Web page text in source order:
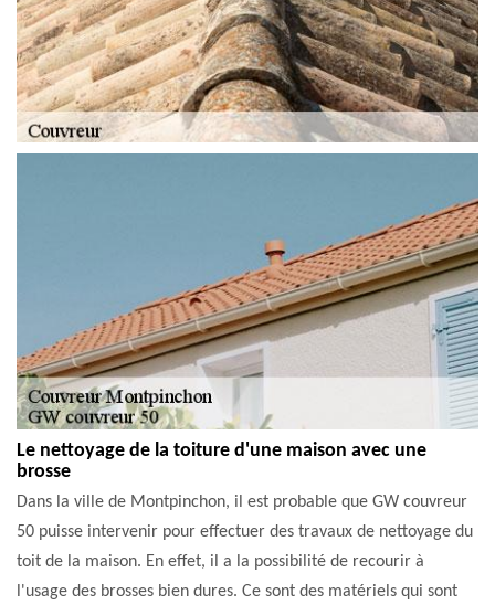
Le nettoyage de la toiture d'une maison avec une
brosse
Dans la ville de Montpinchon, il est probable que GW couvreur
50 puisse intervenir pour effectuer des travaux de nettoyage du
toit de la maison. En effet, il a la possibilité de recourir à
l'usage des brosses bien dures. Ce sont des matériels qui sont